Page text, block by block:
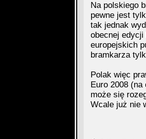
Na polskiego
pewne jest
tak jednak
obecnej edycji
europejskich
bramkarza
Polak więc
Euro 2008
może się
Wcale już nie